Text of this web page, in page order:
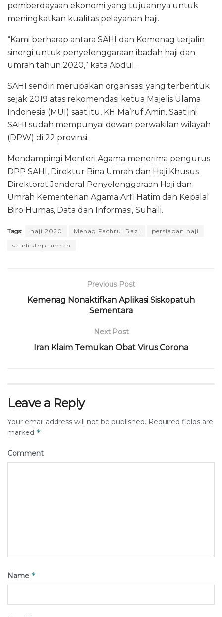
pemberdayaan ekonomi yang tujuannya untuk
meningkatkan kualitas pelayanan haji.
“Kami berharap antara SAHI dan Kemenag terjalin
sinergi untuk penyelenggaraan ibadah haji dan
umrah tahun 2020,” kata Abdul.
SAHI sendiri merupakan organisasi yang terbentuk
sejak 2019 atas rekomendasi ketua Majelis Ulama
Indonesia (MUI) saat itu, KH Ma’ruf Amin. Saat ini
SAHI sudah mempunyai dewan perwakilan wilayah
(DPW) di 22 provinsi.
Mendampingi Menteri Agama menerima pengurus
DPP SAHI, Direktur Bina Umrah dan Haji Khusus
Direktorat Jenderal Penyelenggaraan Haji dan
Umrah Kementerian Agama Arfi Hatim dan Kepalal
Biro Humas, Data dan Informasi, Suhaili.
Tags: haji 2020 Menag Fachrul Razi
persiapan haji
saudi stop umrah
Previous Post
Kemenag Nonaktifkan Aplikasi Siskopatuh
Sementara
Next Post
Iran Klaim Temukan Obat Virus Corona
Leave a Reply
Your email address will not be published. Required fields are
marked *
Comment
Name *